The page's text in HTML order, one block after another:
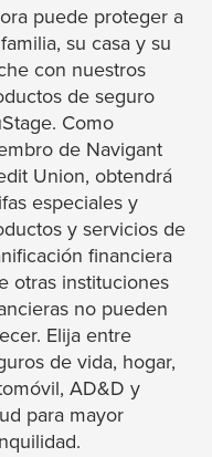
puede proteger a
su casa y su
con nuestros
de seguro
Como
de Navigant
Union, obtendrá
especiales y
y servicios de
financiera
otras instituciones
no pueden
Elija entre
de vida, hogar,
AD&D y
para mayor